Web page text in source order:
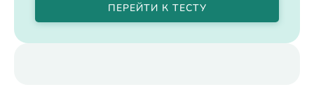
ПЕРЕЙТИ К ТЕСТУ